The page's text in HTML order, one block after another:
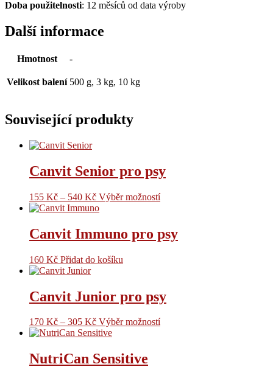
Doba použitelnosti: 12 měsíců od data výroby
Další informace
Hmotnost -
Velikost balení 500 g, 3 kg, 10 kg
Související produkty
Canvit Senior pro psy
155 Kč – 540 Kč Výběr možností
Canvit Immuno pro psy
160 Kč Přidat do košíku
Canvit Junior pro psy
170 Kč – 305 Kč Výběr možností
NutriCan Sensitive